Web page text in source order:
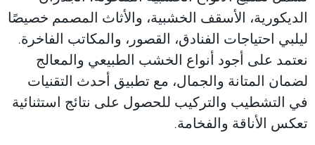
الديكورية، الأسقف الخشبية، والأثاث المصمم خصيصًا
ليلبي احتياجات الفنادق، القصور، والمكاتب الفاخرة.
نعتمد على أجود أنواع الخشب الطبيعي والمعالج
لضمان المتانة والجمال، مع تطبيق أحدث التقنيات
في التشطيب والتركيب للحصول على نتائج استثنائية
تعكس الأناقة والفخامة.